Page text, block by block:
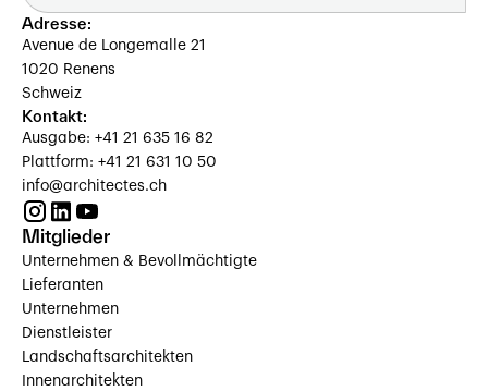
Adresse:
Avenue de Longemalle 21
1020 Renens
Schweiz
Kontakt:
Ausgabe: +41 21 635 16 82
Plattform: +41 21 631 10 50
info@architectes.ch
Mitglieder
Unternehmen & Bevollmächtigte
Lieferanten
Unternehmen
Dienstleister
Landschaftsarchitekten
Innenarchitekten